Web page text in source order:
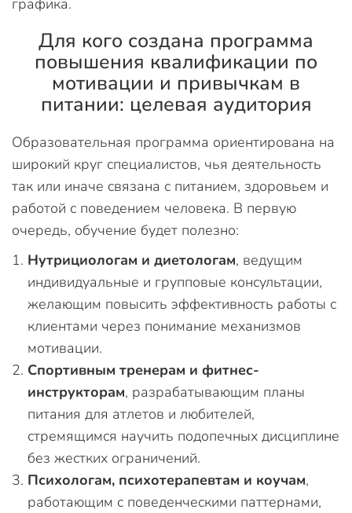
Для кого создана программа
повышения квалификации по
мотивации и привычкам в
питании: целевая аудитория
Образовательная программа ориентирована на
широкий круг специалистов, чья деятельность
так или иначе связана с питанием, здоровьем и
работой с поведением человека. В первую
очередь, обучение будет полезно:
Нутрициологам и диетологам, ведущим
индивидуальные и групповые консультации,
желающим повысить эффективность работы с
клиентами через понимание механизмов
мотивации.
Спортивным тренерам и фитнес-
инструкторам, разрабатывающим планы
питания для атлетов и любителей,
стремящимся научить подопечных дисциплине
без жестких ограничений.
Психологам, психотерапевтам и коучам,
работающим с поведенческими паттернами,